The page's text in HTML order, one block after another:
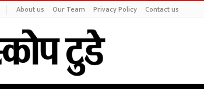
About us Our Team Privacy Policy Contact us